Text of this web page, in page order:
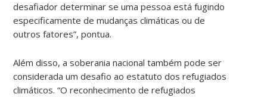
desafiador determinar se uma pessoa está fugindo
especificamente de mudanças climáticas ou de
outros fatores”, pontua.
Além disso, a soberania nacional também pode ser
considerada um desafio ao estatuto dos refugiados
climáticos. “O reconhecimento de refugiados